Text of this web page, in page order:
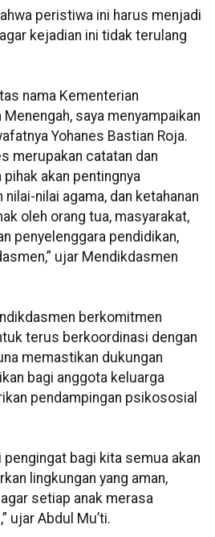
peristiwa ini harus menjadi
kejadian ini tidak terulang
nama Kementerian
Menengah, saya menyampaikan
Yohanes Bastian Roja.
merupakan catatan dan
akan pentingnya
nilai-nilai agama, dan ketahanan
oleh orang tua, masyarakat,
penyelenggara pendidikan,
ujar Mendikdasmen
berkomitmen
terus berkoordinasi dengan
memastikan dukungan
bagi anggota keluarga
pendampingan psikososial
pengingat bagi kita semua akan
lingkungan yang aman,
setiap anak merasa
ujar Abdul Mu’ti.